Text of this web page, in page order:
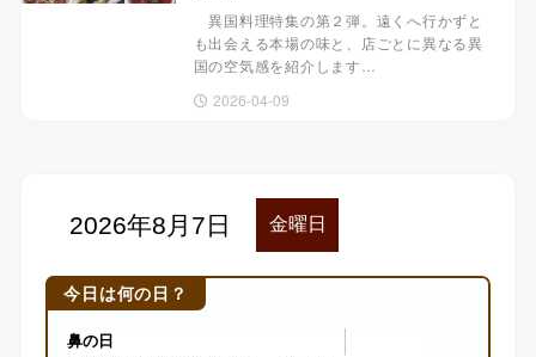
異国料理特集の第２弾。遠くへ行かずと
も出会える本場の味と、店ごとに異なる異
国の空気感を紹介します…
2026-04-09
今日は何の日？